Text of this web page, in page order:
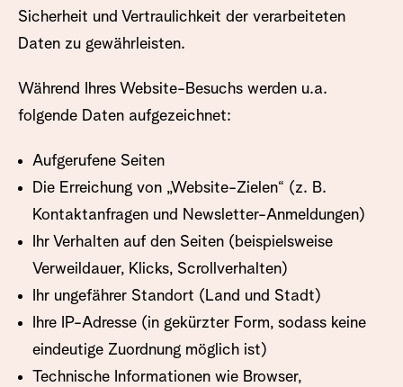
Sicherheit und Vertraulichkeit der verarbeiteten
Daten zu gewährleisten.
Während Ihres Website-Besuchs werden u.a.
folgende Daten aufgezeichnet:
Aufgerufene Seiten
Die Erreichung von „Website-Zielen“ (z. B.
Kontaktanfragen und Newsletter-Anmeldungen)
Ihr Verhalten auf den Seiten (beispielsweise
Verweildauer, Klicks, Scrollverhalten)
Ihr ungefährer Standort (Land und Stadt)
Ihre IP-Adresse (in gekürzter Form, sodass keine
eindeutige Zuordnung möglich ist)
Technische Informationen wie Browser,